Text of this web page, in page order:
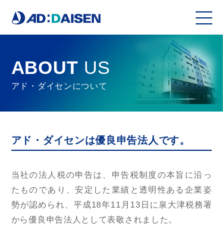
コンサルティング
コアファクトリー
クレディビリティ
ABOUT US
アド・ダイセンについて
アド・ダイセンは優良申告法人です。
当社の法人税の申告は、申告税制度の本旨に沿っ
たものであり、安定した業績と透明性ある企業姿
勢が認められ、平成18年11月13日に泉大津税務署
から優良申告法人として表敬されました。